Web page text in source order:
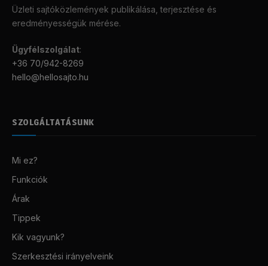
Üzleti sajtóközlemények publikálása, terjesztése és
eredményességük mérése.
Ügyfélszolgálat:
+36 70/942-8269
hello@hellosajto.hu
SZOLGÁLTATÁSUNK
Mi ez?
Funkciók
Árak
Tippek
Kik vagyunk?
Szerkesztési irányelveink